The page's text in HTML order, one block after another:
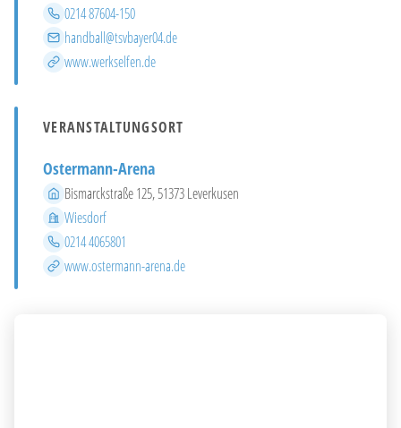
Telefon
0214 87604-150
E-Mail
handball@tsvbayer04.de
Website
www.werkselfen.de
VERANSTALTUNGSORT
Ostermann-Arena
Adresse
Bismarckstraße 125, 51373 Leverkusen
Stadtteil
Wiesdorf
Telefon
0214 4065801
Website
www.ostermann-arena.de